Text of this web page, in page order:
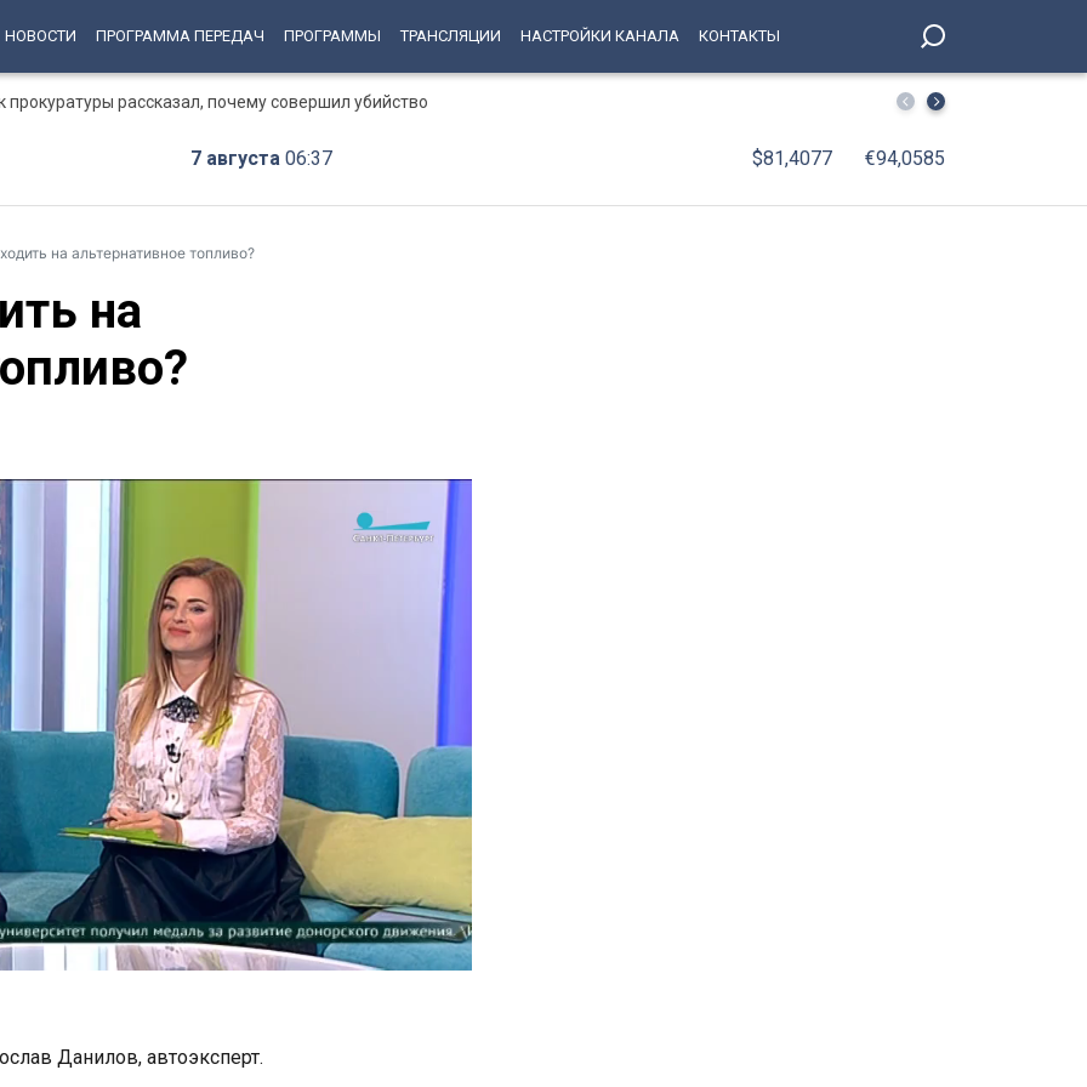
НОВОСТИ ПРОГРАММА ПЕРЕДАЧ ПРОГРАММЫ ТРАНСЛЯЦИИ НАСТРОЙКИ КАНАЛА КОНТАКТЫ
рассказал, почему совершил убийство В Петербург вернулись юные победители
7 августа 06:37 $81,4077 €94,0585
на альтернативное топливо?
на
Данилов, автоэксперт.